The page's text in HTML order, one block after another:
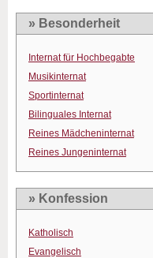
» Besonderheit
Internat für Hochbegabte
Musikinternat
Sportinternat
Bilinguales Internat
Reines Mädcheninternat
Reines Jungeninternat
» Konfession
Katholisch
Evangelisch